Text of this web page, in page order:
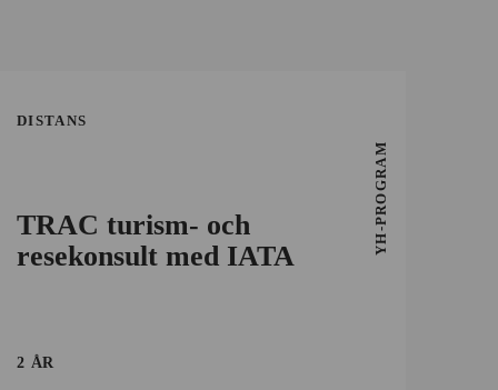
DISTANS
TRAC turism- och
resekonsult med IATA
YH-PROGRAM
2 ÅR